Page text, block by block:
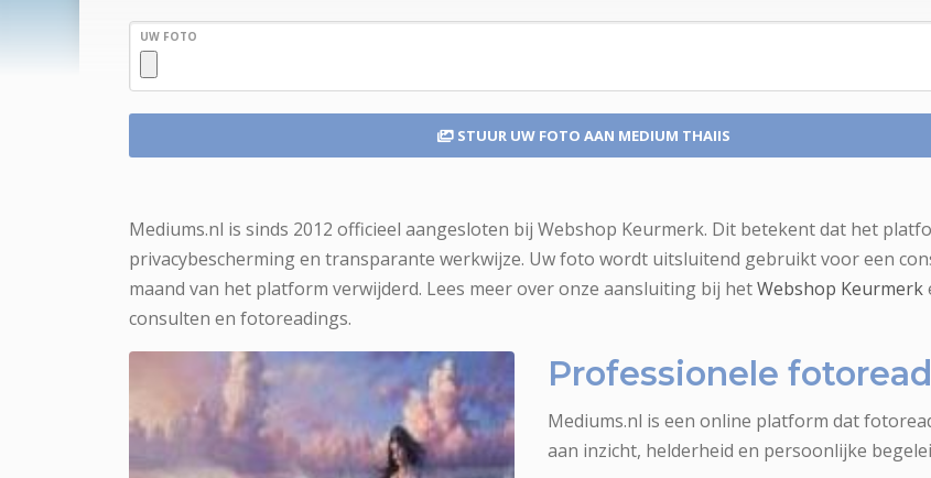
UW FOTO
STUUR UW FOTO AAN MEDIUM THAIIS
Mediums.nl is sinds 2012 officieel aangesloten bij Webshop Keurmerk. Dit betekent dat het
privacybescherming en transparante werkwijze. Uw foto wordt uitsluitend gebruikt voor een
maand van het platform verwijderd. Lees meer over onze aansluiting bij hetWebshop Keurmerk
consulten en fotoreadings.
Professionele
Mediums.nl is een online platform dat
aan inzicht, helderheid en persoonlijke